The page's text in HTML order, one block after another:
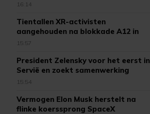
16:14
Tientallen XR-activisten
aangehouden na blokkade A12 in
Den Haag
15:57
President Zelensky voor het eerst in
Servië en zoekt samenwerking
15:54
Vermogen Elon Musk herstelt na
flinke koerssprong SpaceX